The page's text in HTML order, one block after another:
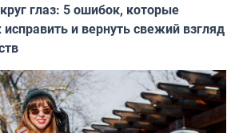
глаз: 5 ошибок, которые
и вернуть свежий взгляд